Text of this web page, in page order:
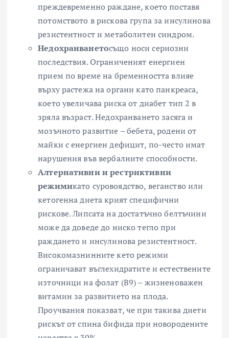
преждевременно раждане, което поставя
потомството в рискова група за инсулинова
резистентност и метаболитен синдром.
Недохранванетосъщо носи сериозни
последствия. Ограниченият енергиен
прием по време на бременността влияе
върху растежа на органи като панкреаса,
което увеличава риска от диабет тип 2 в
зряла възраст. Недохранването засяга и
мозъчното развитие – бебета, родени от
майки с енергиен дефицит, по-често имат
нарушения във вербалните способности.
Алтернативни и рестриктивни
режимикато суровоядство, веганство или
кетогенна диета крият специфични
рискове. Липсата на достатъчно белтъчини
може да доведе до ниско тегло при
раждането и инсулинова резистентност.
Високомазнинните кето режими
ограничават въглехидратите и естествените
източници на фолат (В9) – жизненоважен
витамин за развитието на плода.
Проучвания показват, че при такива диети
рискът от спина бифида при новородените